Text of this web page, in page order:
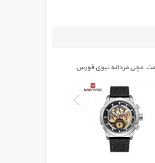
مچی مردانه نیوی فورس